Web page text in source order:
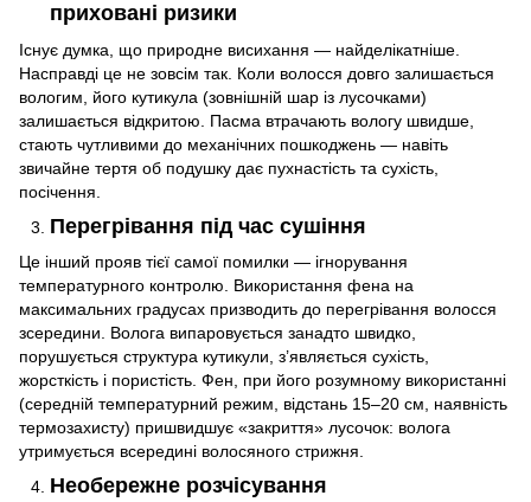
приховані ризики
Існує думка, що природне висихання — найделікатніше.
Насправді це не зовсім так. Коли волосся довго залишається
вологим, його кутикула (зовнішній шар із лусочками)
залишається відкритою. Пасма втрачають вологу швидше,
стають чутливими до механічних пошкоджень — навіть
звичайне тертя об подушку дає пухнастість та сухість,
посічення.
Перегрівання під час сушіння
Це інший прояв тієї самої помилки — ігнорування
температурного контролю. Використання фена на
максимальних градусах призводить до перегрівання волосся
зсередини. Волога випаровується занадто швидко,
порушується структура кутикули, з’являється сухість,
жорсткість і пористість. Фен, при його розумному використанні
(середній температурний режим, відстань 15–20 см, наявність
термозахисту) пришвидшує «закриття» лусочок: волога
утримується всередині волосяного стрижня.
Необережне розчісування